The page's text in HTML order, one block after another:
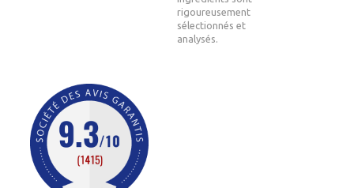
rigoureusement
sélectionnés et
analysés.